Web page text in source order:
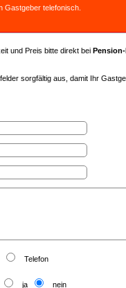
Gastgeber telefonisch.
und Preis bitte direkt bei
sorgfältig aus, damit Ihr
Telefon
ja nein